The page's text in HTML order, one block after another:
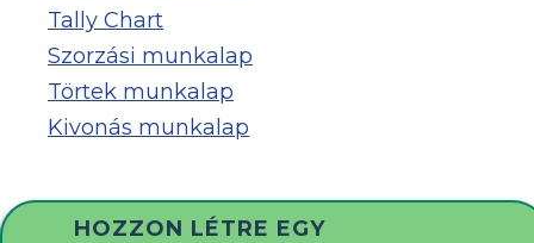
Tally Chart
Szorzási munkalap
Törtek munkalap
Kivonás munkalap
HOZZON LÉTRE EGY